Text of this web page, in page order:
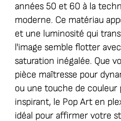
années 50 et 60 à la
moderne. Ce matériau
et une luminosité qui
l'image semble flotter
saturation inégalée. Que
pièce maîtresse pour
ou une touche de couleur
inspirant, le Pop Art en
idéal pour affirmer votre